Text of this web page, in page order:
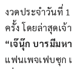
งวดประจำวันที่
ครั้ง โดยล่าสุดเ
“เจ๊นุ๊ก บารมีมห
แฟนเพจเฟบซุก